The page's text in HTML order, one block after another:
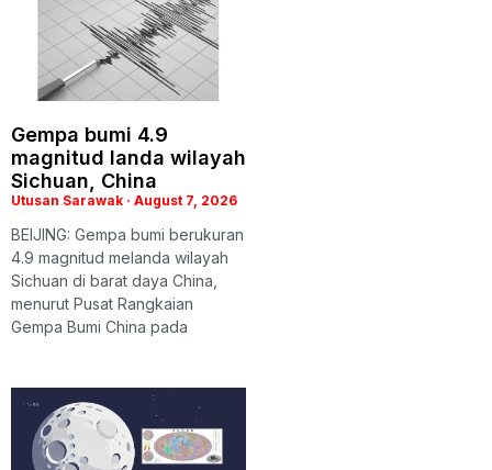
Gempa bumi 4.9
magnitud landa wilayah
Sichuan, China
Utusan Sarawak August 7, 2026
BEIJING: Gempa bumi berukuran
4.9 magnitud melanda wilayah
Sichuan di barat daya China,
menurut Pusat Rangkaian
Gempa Bumi China pada